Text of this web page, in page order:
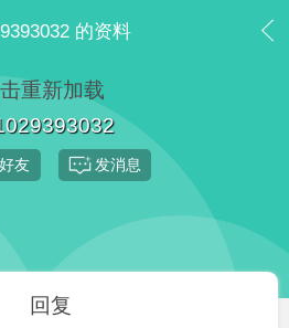
的资料
重新加载
友 发消息
回复